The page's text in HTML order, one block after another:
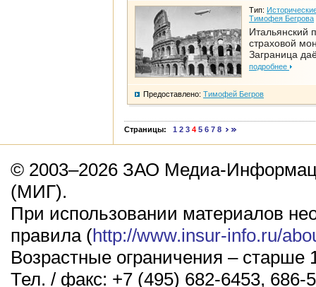
Тип:
Тимофея Бегрова
Итальянский
страховой
Заграница
подробнее
Предоставлено: Тимофей Бегров
Страницы: 1 2 3 4 5 6 7 8
© 2003–2026 ЗАО Медиа-
(МИГ).
При использовании материалов
правила (http://www.insur-info.ru/
Возрастные ограничения – старше
Тел. / факс: +7 (495) 682-6453, 686-